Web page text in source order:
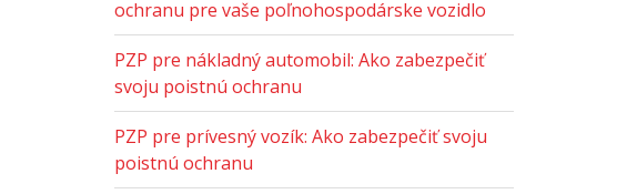
:
ochranu pre vaše poľnohospodárske vozidlo
PZP pre nákladný automobil: Ako zabezpečiť
svoju poistnú ochranu
PZP pre prívesný vozík: Ako zabezpečiť svoju
poistnú ochranu